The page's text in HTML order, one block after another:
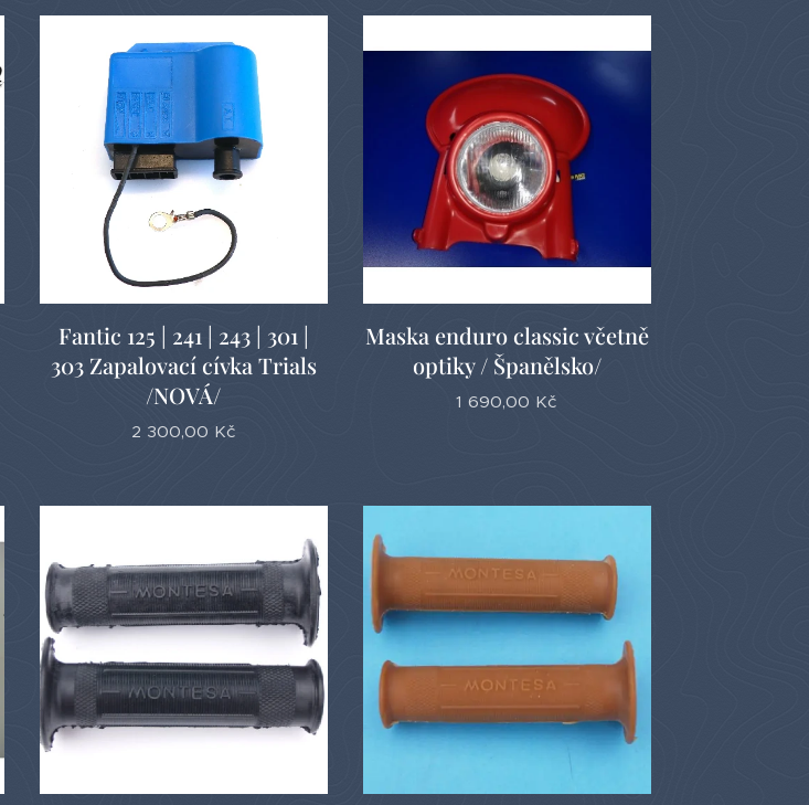
Fantic 125 | 241 | 243 | 301 |
303 Zapalovací cívka Trials
/NOVÁ/
2 300,00 Kč
Maska enduro classic včetně
optiky / Španělsko/
1 690,00 Kč